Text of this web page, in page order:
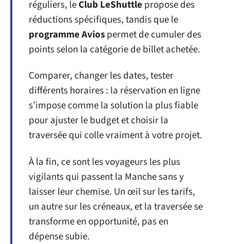
réguliers, leClub LeShuttle propose des
réductions spécifiques, tandis que le
programme Aviospermet de cumuler des
points selon la catégorie de billet achetée.
Comparer, changer les dates, tester
différents horaires : la réservation en ligne
s’impose comme la solution la plus fiable
pour ajuster le budget et choisir la
traversée qui colle vraiment à votre projet.
À la fin, ce sont les voyageurs les plus
vigilants qui passent la Manche sans y
laisser leur chemise. Un œil sur les tarifs,
un autre sur les créneaux, et la traversée se
transforme en opportunité, pas en
dépense subie.